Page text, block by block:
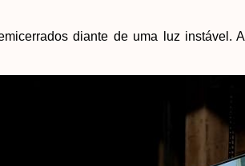
diante de uma luz instável.